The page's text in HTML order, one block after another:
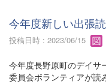
今年度新しい出張
投稿日時 : 2023/06/15
今年度長野原町のデイサ
委員会ボランティアが読